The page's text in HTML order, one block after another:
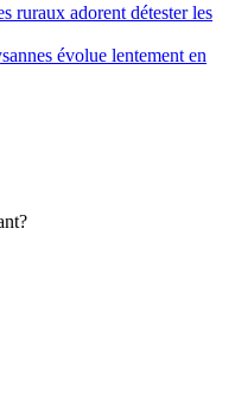
ruraux adorent détester les
évolue lentement en